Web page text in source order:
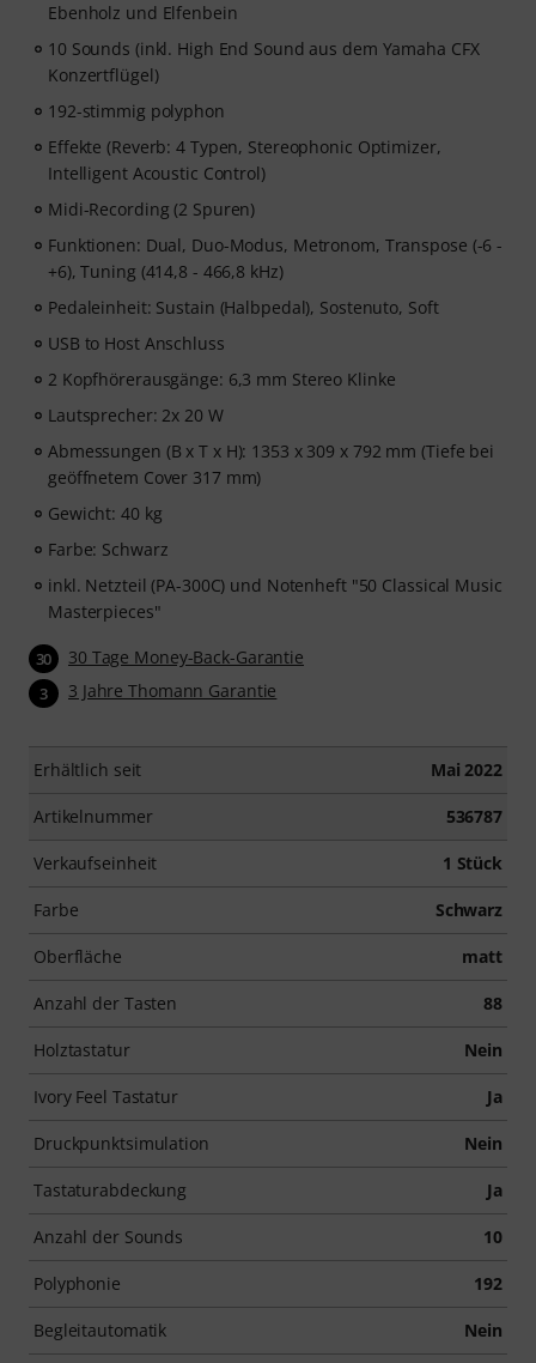
Ebenholz und Elfenbein
10 Sounds (inkl. High End Sound aus dem Yamaha CFX
Konzertflügel)
192-stimmig polyphon
Effekte (Reverb: 4 Typen, Stereophonic Optimizer,
Intelligent Acoustic Control)
Midi-Recording (2 Spuren)
Funktionen: Dual, Duo-Modus, Metronom, Transpose (-6 -
+6), Tuning (414,8 - 466,8 kHz)
Pedaleinheit: Sustain (Halbpedal), Sostenuto, Soft
USB to Host Anschluss
2 Kopfhörerausgänge: 6,3 mm Stereo Klinke
Lautsprecher: 2x 20 W
Abmessungen (B x T x H): 1353 x 309 x 792 mm (Tiefe bei
geöffnetem Cover 317 mm)
Gewicht: 40 kg
Farbe: Schwarz
inkl. Netzteil (PA-300C) und Notenheft "50 Classical Music
Masterpieces"
30 30 Tage Money-Back-Garantie
3 3 Jahre Thomann Garantie
Erhältlich seit Mai 2022
Artikelnummer 536787
Verkaufseinheit 1 Stück
Farbe Schwarz
Oberfläche matt
Anzahl der Tasten 88
Holztastatur Nein
Ivory Feel Tastatur Ja
Druckpunktsimulation Nein
Tastaturabdeckung Ja
Anzahl der Sounds 10
Polyphonie 192
Begleitautomatik Nein